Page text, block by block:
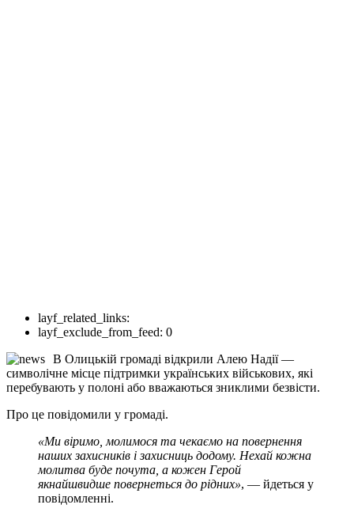
layf_related_links:
layf_exclude_from_feed: 0
В Олицькій громаді відкрили Алею Надії —
символічне місце підтримки українських військових, які
перебувають у полоні або вважаються зниклими безвісти.
Про це повідомили у громаді.
«Ми віримо, молимося та чекаємо на повернення
наших захисників і захисниць додому. Нехай кожна
молитва буде почута, а кожен Герой
якнайшвидше повернеться до рідних», — йдеться у
повідомленні.